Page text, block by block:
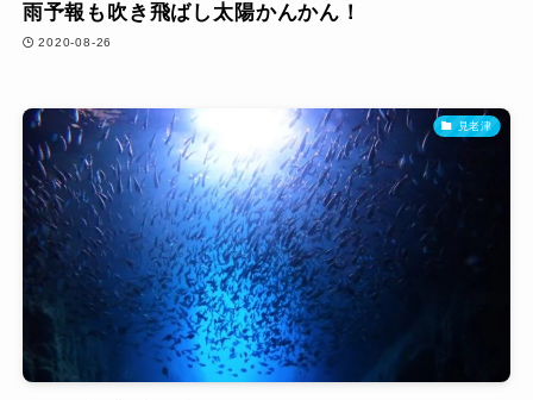
雨予報も吹き飛ばし太陽かんかん！
2020-08-26
見老津